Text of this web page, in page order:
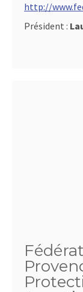
http://
Président :